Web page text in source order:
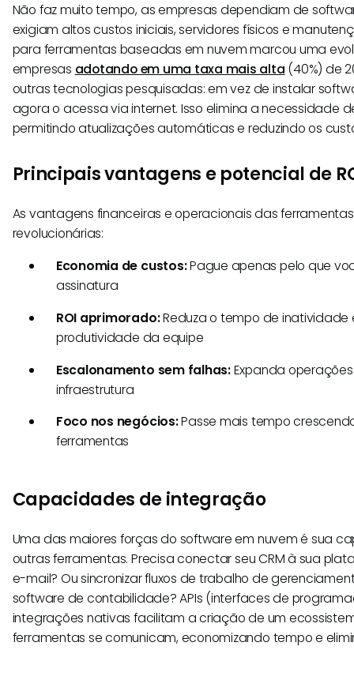
Não faz muito tempo, as empresas dependiam de
exigiam altos custos iniciais, servidores físicos e
para ferramentas baseadas em nuvem marcou uma
empresas adotando em uma taxa mais alta (40%) de
outras tecnologias pesquisadas: em vez de instalar
agora o acessa via internet. Isso elimina a necessidade
permitindo atualizações automáticas e reduzindo os
Principais vantagens e potencial de
As vantagens financeiras e operacionais das
revolucionárias:
Economia de custos:Pague apenas pelo que
assinatura
ROI aprimorado:Reduza o tempo de
produtividade da equipe
Escalonamento sem falhas:Expanda
infraestrutura
Foco nos negócios:Passe mais tempo
ferramentas
Capacidades de integração
Uma das maiores forças do software em nuvem é sua
outras ferramentas. Precisa conectar seu CRM à sua
e-mail? Ou sincronizar fluxos de trabalho de
software de contabilidade? APIs (interfaces de
integrações nativas facilitam a criação de um
ferramentas se comunicam, economizando tempo e